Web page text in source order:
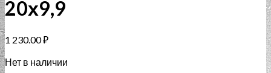
20х9,9
1 230.00₽
Нет в наличии